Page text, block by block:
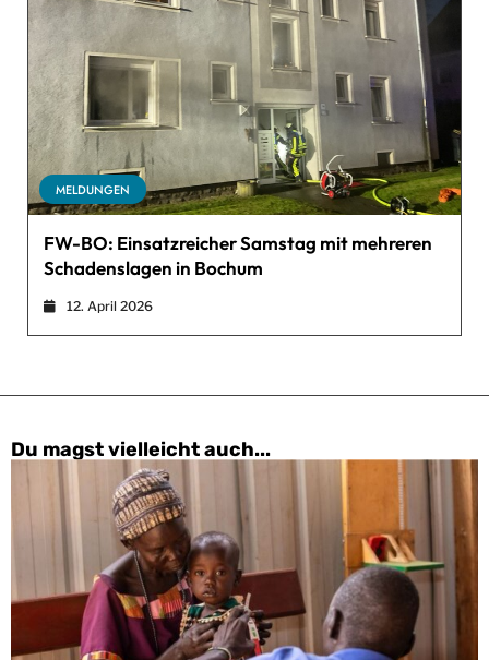
MELDUNGEN
FW-BO: Einsatzreicher Samstag mit mehreren
Schadenslagen in Bochum
12. April 2026
Du magst vielleicht auch...